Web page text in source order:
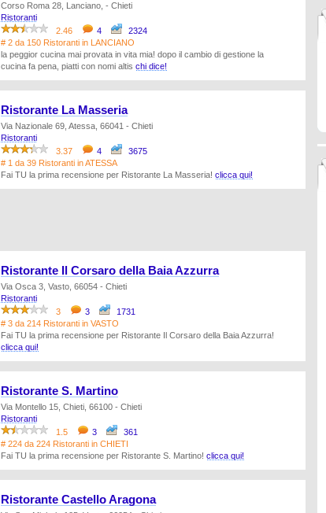
Corso Roma 28, Lanciano, - Chieti
Ristoranti
2.46
4
2324
# 2 da 150 Ristoranti in LANCIANO
la peggior cucina mai provata in vita mia! dopo il cambio di gestione la
cucina fa pena, piatti con nomi altis chi dice!
Ristorante La Masseria
Via Nazionale 69, Atessa, 66041 - Chieti
Ristoranti
3.37
4
3675
# 1 da 39 Ristoranti in ATESSA
Fai TU la prima recensione per Ristorante La Masseria! clicca qui!
Ristorante Il Corsaro della Baia Azzurra
Via Osca 3, Vasto, 66054 - Chieti
Ristoranti
3
3
1731
# 3 da 214 Ristoranti in VASTO
Fai TU la prima recensione per Ristorante Il Corsaro della Baia Azzurra!
clicca qui!
Ristorante S. Martino
Via Montello 15, Chieti, 66100 - Chieti
Ristoranti
1.5
3
361
# 224 da 224 Ristoranti in CHIETI
Fai TU la prima recensione per Ristorante S. Martino! clicca qui!
Ristorante Castello Aragona